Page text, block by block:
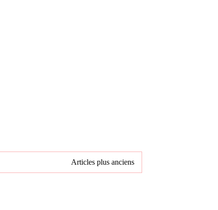
Articles plus anciens